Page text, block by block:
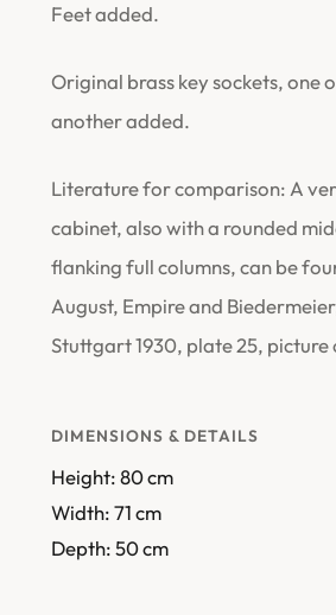
Feet added.
Original brass key sockets, one
another added.
Literature for comparison: A
cabinet, also with a rounded
flanking full columns, can be
August, Empire and
Stuttgart 1930, plate 25, picture
DIMENSIONS & DETAILS
Height: 80 cm
Width: 71 cm
Depth: 50 cm